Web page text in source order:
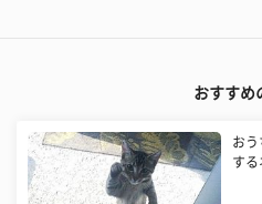
おすすめ
おう
す